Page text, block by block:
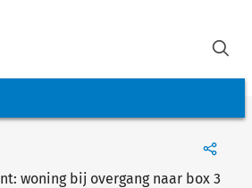
woning bij overgang naar box 3